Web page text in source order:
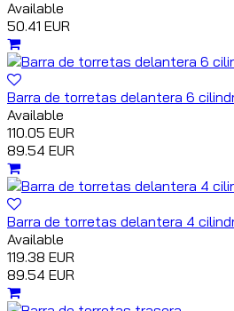
Available
50.41 EUR
Barra de torretas delantera 6
Available
110.05 EUR
89.54 EUR
Barra de torretas delantera 4
Available
119.38 EUR
89.54 EUR